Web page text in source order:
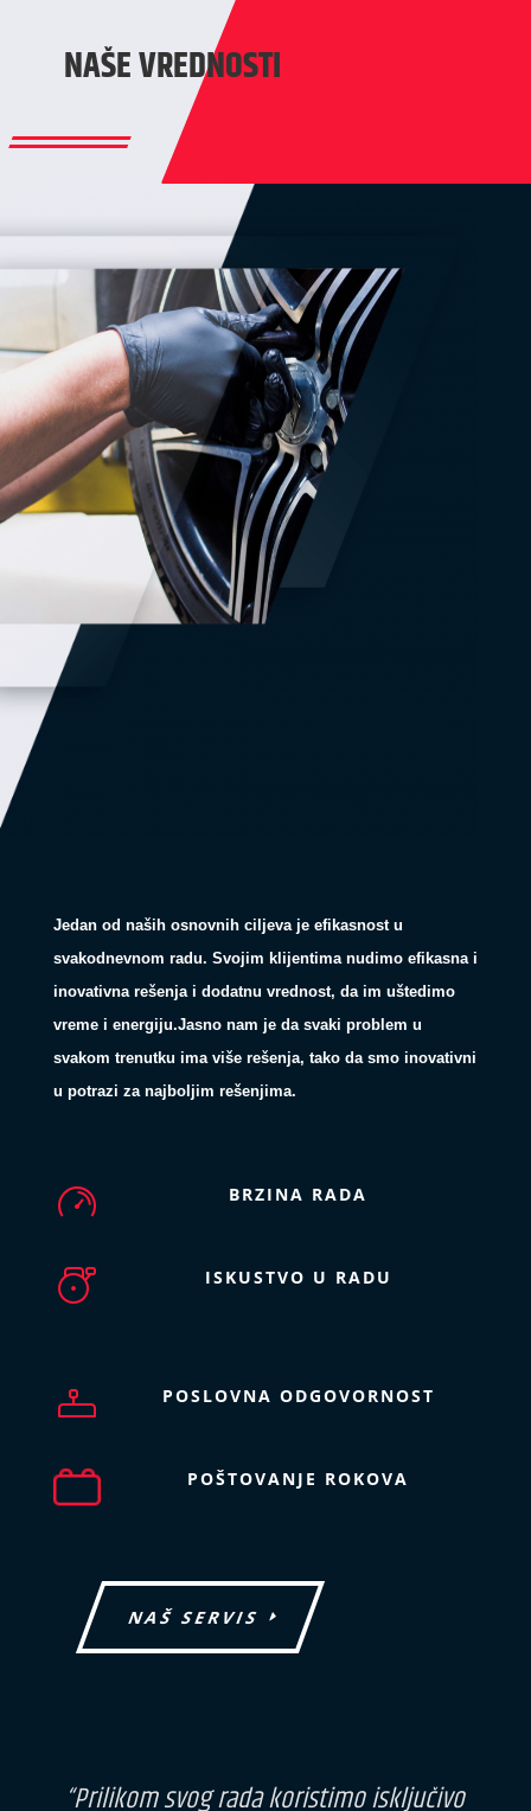
NAŠE VREDNOSTI
Jedan od naših osnovnih ciljeva je efikasnost u
svakodnevnom radu. Svojim klijentima nudimo efikasna i
inovativna rešenja i dodatnu vrednost, da im uštedimo
vreme i energiju.Jasno nam je da svaki problem u
svakom trenutku ima više rešenja, tako da smo inovativni
u potrazi za najboljim rešenjima.
BRZINA RADA
ISKUSTVO U RADU
POSLOVNA ODGOVORNOST
POŠTOVANJE ROKOVA
NAŠ SERVIS